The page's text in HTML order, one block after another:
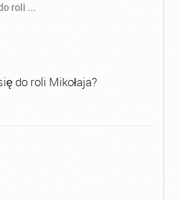
roli ...
do roli Mikołaja?